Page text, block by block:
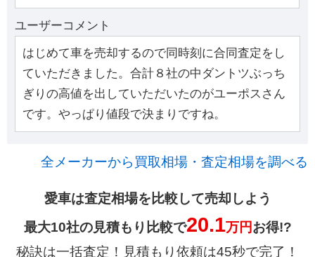
ユーザーコメント
はじめて車を売却するので同時刻に合同査定をし
ていただきました。合計８社の中ダントツぶっち
ぎりの高値を出していただいたのがユーポスさん
です。やっぱり値段で決まりですね。
全メーカーから買取相場・査定相場を調べる
愛車は査定相場を比較して売却しよう
最大10社の見積もり比較で20.1万円お得!?
秘訣は一括査定！見積もり依頼は45秒で完了！